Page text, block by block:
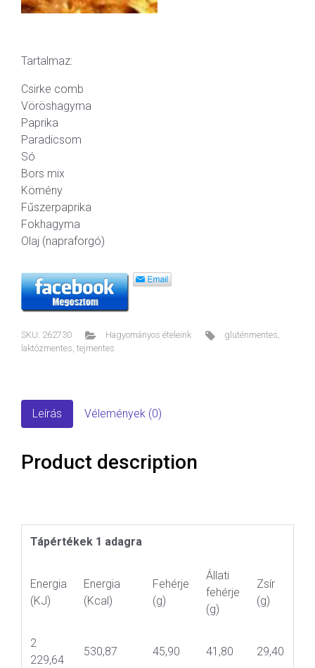
Tartalmaz:
Csirke comb
Vöröshagyma
Paprika
Paradicsom
Só
Bors mix
Kömény
Fűszerpaprika
Fokhagyma
Olaj (napraforgó)
SKU: 262730 Hagyományos ételeink gluténmentes,
laktózmentes, tejmentes
Leírás Vélemények (0)
Product description
Tápértékek 1 adagra
Energia
(KJ)
Energia
(Kcal)
Fehérje
(g)
Állati
fehérje
(g)
Zsír
(g)
2
229,64
530,87 45,90 41,80 29,40